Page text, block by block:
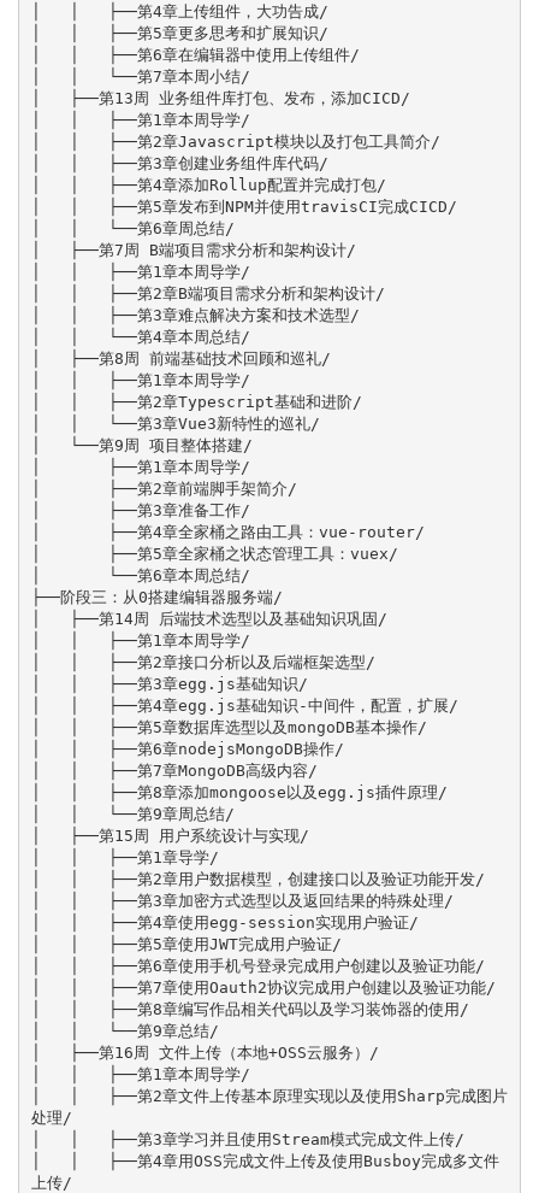
│   │   ├──第4章上传组件，大功告成/
│   │   ├──第5章更多思考和扩展知识/
│   │   ├──第6章在编辑器中使用上传组件/
│   │   └──第7章本周小结/
│   ├──第13周 业务组件库打包、发布，添加CICD/
│   │   ├──第1章本周导学/
│   │   ├──第2章Javascript模块以及打包工具简介/
│   │   ├──第3章创建业务组件库代码/
│   │   ├──第4章添加Rollup配置并完成打包/
│   │   ├──第5章发布到NPM并使用travisCI完成CICD/
│   │   └──第6章周总结/
│   ├──第7周 B端项目需求分析和架构设计/
│   │   ├──第1章本周导学/
│   │   ├──第2章B端项目需求分析和架构设计/
│   │   ├──第3章难点解决方案和技术选型/
│   │   └──第4章本周总结/
│   ├──第8周 前端基础技术回顾和巡礼/
│   │   ├──第1章本周导学/
│   │   ├──第2章Typescript基础和进阶/
│   │   └──第3章Vue3新特性的巡礼/
│   └──第9周 项目整体搭建/
│       ├──第1章本周导学/
│       ├──第2章前端脚手架简介/
│       ├──第3章准备工作/
│       ├──第4章全家桶之路由工具：vue-router/
│       ├──第5章全家桶之状态管理工具：vuex/
│       └──第6章本周总结/
├──阶段三：从0搭建编辑器服务端/
│   ├──第14周 后端技术选型以及基础知识巩固/
│   │   ├──第1章本周导学/
│   │   ├──第2章接口分析以及后端框架选型/
│   │   ├──第3章egg.js基础知识/
│   │   ├──第4章egg.js基础知识-中间件，配置，扩展/
│   │   ├──第5章数据库选型以及mongoDB基本操作/
│   │   ├──第6章nodejsMongoDB操作/
│   │   ├──第7章MongoDB高级内容/
│   │   ├──第8章添加mongoose以及egg.js插件原理/
│   │   └──第9章周总结/
│   ├──第15周 用户系统设计与实现/
│   │   ├──第1章导学/
│   │   ├──第2章用户数据模型，创建接口以及验证功能开发/
│   │   ├──第3章加密方式选型以及返回结果的特殊处理/
│   │   ├──第4章使用egg-session实现用户验证/
│   │   ├──第5章使用JWT完成用户验证/
│   │   ├──第6章使用手机号登录完成用户创建以及验证功能/
│   │   ├──第7章使用Oauth2协议完成用户创建以及验证功能/
│   │   ├──第8章编写作品相关代码以及学习装饰器的使用/
│   │   └──第9章总结/
│   ├──第16周 文件上传（本地+OSS云服务）/
│   │   ├──第1章本周导学/
│   │   ├──第2章文件上传基本原理实现以及使用Sharp完成图片
处理/
│   │   ├──第3章学习并且使用Stream模式完成文件上传/
│   │   ├──第4章用OSS完成文件上传及使用Busboy完成多文件
上传/